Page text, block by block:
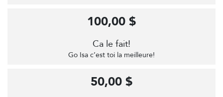
Ca le fait!
Go Isa c’est toi la meilleure!
100,00 $
50,00 $